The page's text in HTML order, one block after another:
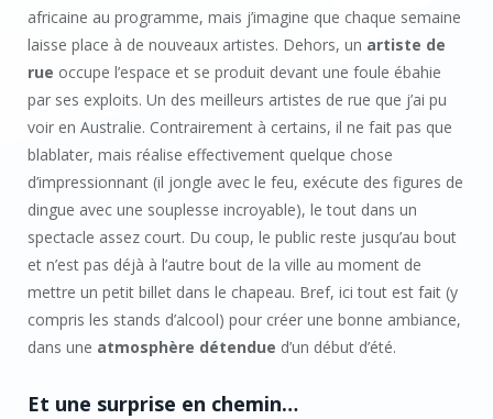
africaine au programme, mais j’imagine que chaque semaine
laisse place à de nouveaux artistes. Dehors, un artiste de
rue occupe l’espace et se produit devant une foule ébahie
par ses exploits. Un des meilleurs artistes de rue que j’ai pu
voir en Australie. Contrairement à certains, il ne fait pas que
blablater, mais réalise effectivement quelque chose
d’impressionnant (il jongle avec le feu, exécute des figures de
dingue avec une souplesse incroyable), le tout dans un
spectacle assez court. Du coup, le public reste jusqu’au bout
et n’est pas déjà à l’autre bout de la ville au moment de
mettre un petit billet dans le chapeau. Bref, ici tout est fait (y
compris les stands d’alcool) pour créer une bonne ambiance,
dans une atmosphère détendue d’un début d’été.
Et une surprise en chemin…